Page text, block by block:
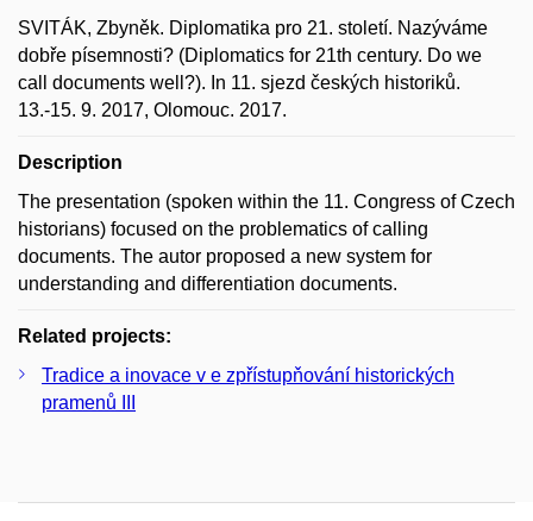
SVITÁK, Zbyněk. Diplomatika pro 21. století. Nazýváme
dobře písemnosti? (Diplomatics for 21th century. Do we
call documents well?). In 11. sjezd českých historiků.
13.-15. 9. 2017, Olomouc. 2017.
Description
The presentation (spoken within the 11. Congress of Czech
historians) focused on the problematics of calling
documents. The autor proposed a new system for
understanding and differentiation documents.
Related projects:
Tradice a inovace v e zpřístupňování historických
pramenů III